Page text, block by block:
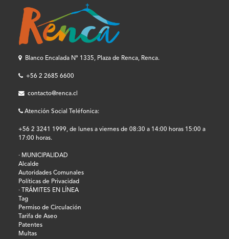
Blanco Encalada Nº 1335, Plaza de Renca, Renca.
+56 2 2685 6600
contacto@renca.cl
Atención Social Teléfonica:
+56 2 3241 1999, de lunes a viernes de 08:30 a 14:00 horas 15:00 a
17:00 horas.
· MUNICIPALIDAD
Alcalde
Autoridades Comunales
Políticas de Privacidad
· TRÁMITES EN LÍNEA
Tag
Permiso de Circulación
Tarifa de Aseo
Patentes
Multas